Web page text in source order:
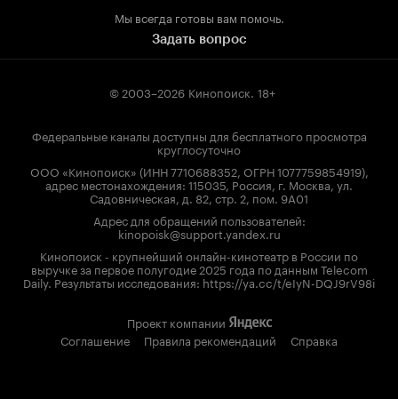
Мы всегда готовы вам помочь.
Задать вопрос
© 2003–2026 Кинопоиск. 18+
Федеральные каналы доступны для бесплатного просмотра
круглосуточно
ООО «Кинопоиск» (ИНН 7710688352, ОГРН 1077759854919),
адрес местонахождения: 115035, Россия, г. Москва, ул.
Садовническая, д. 82, стр. 2, пом. 9А01
Адрес для обращений пользователей:
kinopoisk@support.yandex.ru
Кинопоиск - крупнейший онлайн-кинотеатр в России по
выручке за первое полугодие 2025 года по данным Telecom
Daily. Результаты исследования: https://ya.cc/t/eIyN-DQJ9rV98i
Проект компании
Соглашение
Правила рекомендаций Справка